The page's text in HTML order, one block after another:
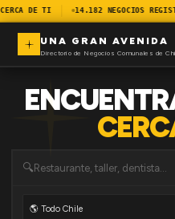
CERCA DE TI 14.182 NEGOCIOS
UNA GRAN AVENIDA
Directorio de Negocios Comunales de
🔍